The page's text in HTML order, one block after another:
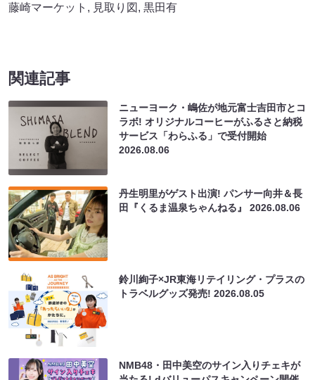
藤崎マーケット , 見取り図 , 黒田有
関連記事
ニューヨーク・嶋佐が地元富士吉田市とコ
ラボ! オリジナルコーヒーがふるさと納税
サービス「わらふる」で受付開始
2026.08.06
丹生明里がゲスト出演! パンサー向井＆長
田『くるま温泉ちゃんねる』2026.08.06
鈴川絢子×JR東海リテイリング・プラスの
トラベルグッズ発売!2026.08.05
NMB48・田中美空のサイン入りチェキが